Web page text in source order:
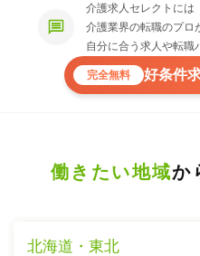
介護求人セレクトには
介護業界の転職のプロ
自分に合う求人や転職
完全無料 好条件
働きたい地域か
北海道・東北